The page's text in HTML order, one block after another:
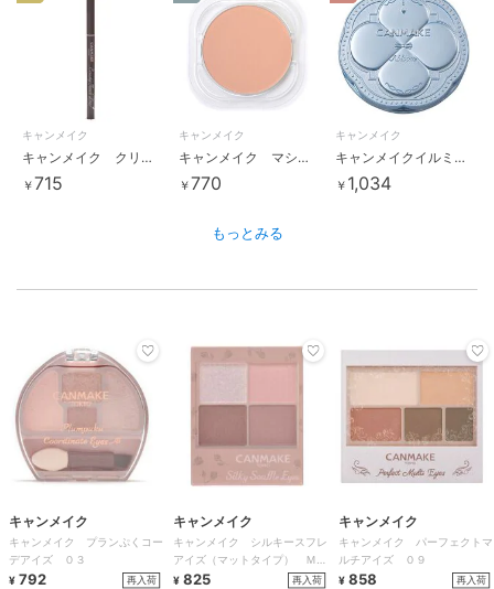
キャンメイク
キャンメイク クリーミータッチライナー０２
￥715
キャンメイク
キャンメイク マシュマロフィニッシュパウダー リフィルＭＯ
￥770
キャンメイク
キャンメイクイルミネイティングフィニッシュパウダー ～Ａｂｌｏｏｍ～０１
￥ 1,034
もっとみる
キャンメイク
キャンメイク プランぷくコー
デアイズ ０３
¥ 792 再入荷
キャンメイク
キャンメイク シルキースフレ
アイズ（マットタイプ） Ｍ０
７
¥ 825 再入荷
キャンメイク
キャンメイク パーフェクトマ
ルチアイズ ０９
¥ 858 再入荷